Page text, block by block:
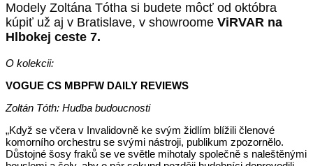
Modely Zoltána Tótha si budete môcť od októbra
kúpiť už aj v Bratislave, v showroome ViRVAR na
Hlbokej ceste 7.
O kolekcii:
VOGUE CS MBPFW DAILY REVIEWS
Zoltán Tóth: Hudba budoucnosti
„Když se včera v Invalidovně ke svým židlím blížili členové
komorního orchestru se svými nástroji, publikum zpozornělo.
Důstojné šosy fraků se ve světle mihotaly společně s naleštěnými